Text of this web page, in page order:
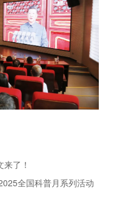
了！
全国科普月系列活动